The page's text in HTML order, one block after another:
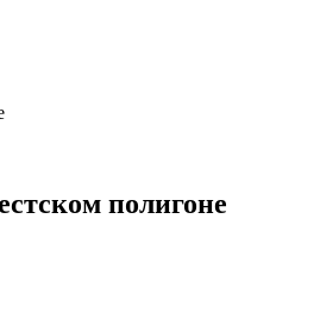
полигоне